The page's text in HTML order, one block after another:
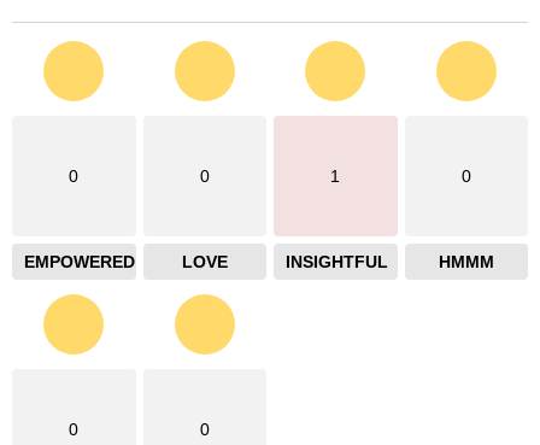
0
EMPOWERED
0
LOVE
1
INSIGHTFUL
0
HMMM
0 0